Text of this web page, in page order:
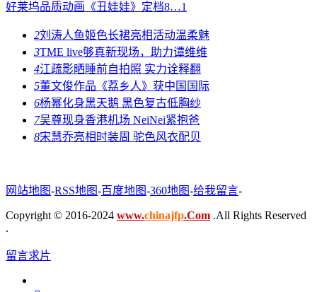
好莱坞品质动画《丑娃娃》定档8…1
2刘涛人鱼姬色长裙亮相活动温柔魅
3TME live够真新现场，助力谭维维
4江疏影晒睡前自拍照 实力诠释翻
5董文俊作品《荔乡人》获中国国际
6杨幂化身黑天鹅 黑色复古低胸纱
7吴尊现身香港机场 NeiNei紧抱爸
8宋慧乔亮相时装周 驼色风衣配贝
网站地图-RSS地图-百度地图-360地图-给我留言-
Copyright © 2016-2024 www.chinajfp.Com .All Rights Reserved
.
留言求片